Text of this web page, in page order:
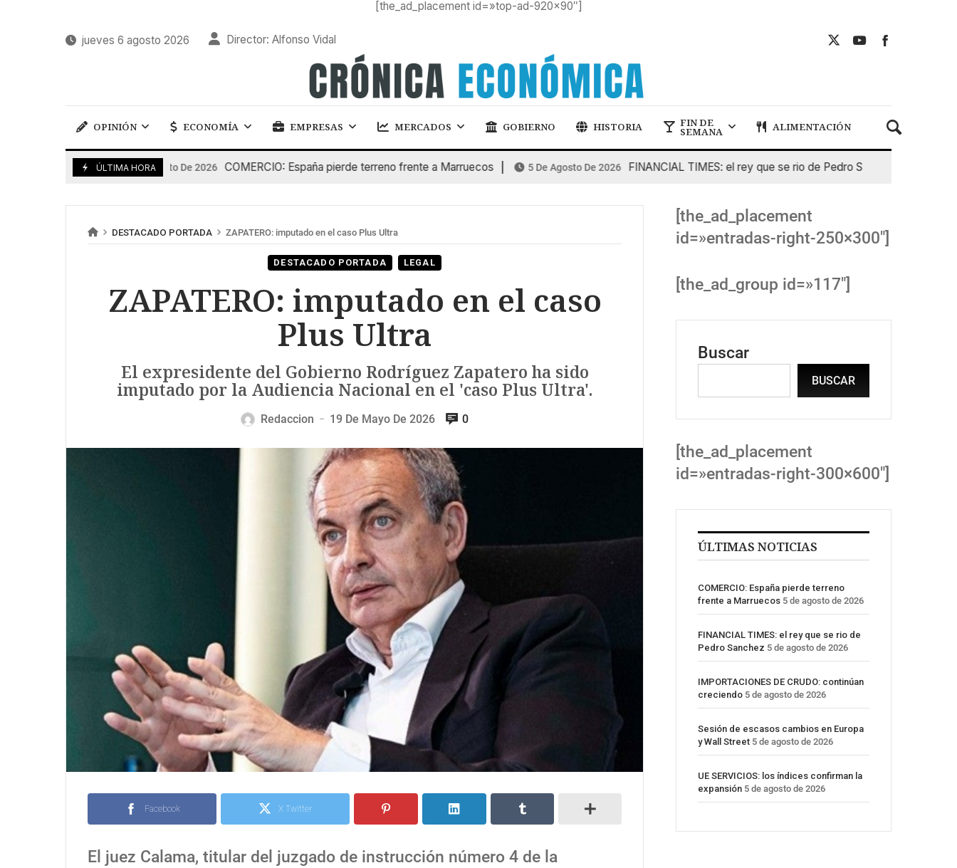
[the_ad_placement id=»top-ad-920×90″]
jueves 6 agosto 2026 Director: Alfonso Vidal
OPINIÓN ECONOMÍA EMPRESAS MERCADOS GOBIERNO HISTORIA FIN DE
SEMANA ALIMENTACIÓN
ÚLTIMA HORA
5 De Agosto De 2026 COMERCIO: España pierde terreno frente a Marruecos 5 De Agosto De 2026 FINANCIAL TIMES: el rey que se rio de Pedro Sanchez
DESTACADO PORTADA ZAPATERO: imputado en el caso Plus Ultra
DESTACADO PORTADA LEGAL
ZAPATERO: imputado en el caso
Plus Ultra
El expresidente del Gobierno Rodríguez Zapatero ha sido
imputado por la Audiencia Nacional en el 'caso Plus Ultra'.
Redaccion — 19 De Mayo De 2026 0
Facebook X Twitter
El juez Calama, titular del juzgado de instrucción número 4 de la
[the_ad_placement
id=»entradas-right-250×300″]
[the_ad_group id=»117″]
Buscar
BUSCAR
[the_ad_placement
id=»entradas-right-300×600″]
ÚLTIMAS NOTICIAS
COMERCIO: España pierde terreno
frente a Marruecos 5 de agosto de 2026
FINANCIAL TIMES: el rey que se rio de
Pedro Sanchez 5 de agosto de 2026
IMPORTACIONES DE CRUDO: continúan
creciendo 5 de agosto de 2026
Sesión de escasos cambios en Europa
y Wall Street 5 de agosto de 2026
UE SERVICIOS: los índices confirman la
expansión 5 de agosto de 2026